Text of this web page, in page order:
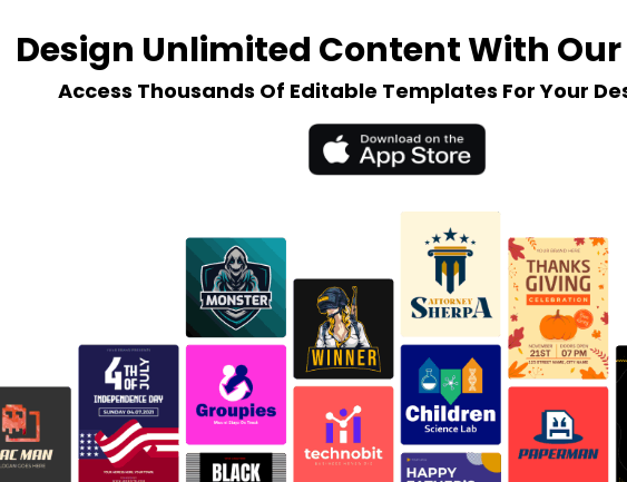
Design Unlimited Content With
Access Thousands Of Editable Templates For Your